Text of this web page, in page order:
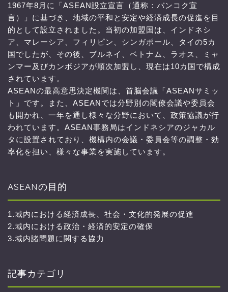
1967年8月に「ASEAN設立宣言（通称：バンコク宣
言）」に基づき、地域の平和と安定や経済成長の促進を目
的として設立されました。当初の加盟国は、インドネシ
ア、マレーシア、フィリピン、シンガポール、タイの5カ
国でしたが、その後、ブルネイ、ベトナム、ラオス、ミャ
ンマー及びカンボジアが順次加盟し、現在は10カ国で構成
されています。
ASEANの最高意思決定機関は、首脳会議「ASEANサミッ
ト」です。また、ASEANでは分野別の閣僚会議や委員会
も開かれ、一年を通し様々な分野において、政策協議が行
われています。ASEAN事務局はインドネシアのジャカル
タに設置されており、機構内の会議・委員会等の調整・効
率化を担い、様々な事業を実施しています。
ASEANの目的
1.域内における経済成長、社会・文化的発展の促進
2.域内における政治・経済的安定の確保
3.域内諸問題に関する協力
記事カテゴリ